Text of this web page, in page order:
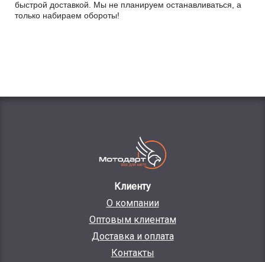
быстрой доставкой. Мы не планируем останавливаться, а
только набираем обороты!
Клиенту
О компании
Оптовым клиентам
Доставка и оплата
Контакты